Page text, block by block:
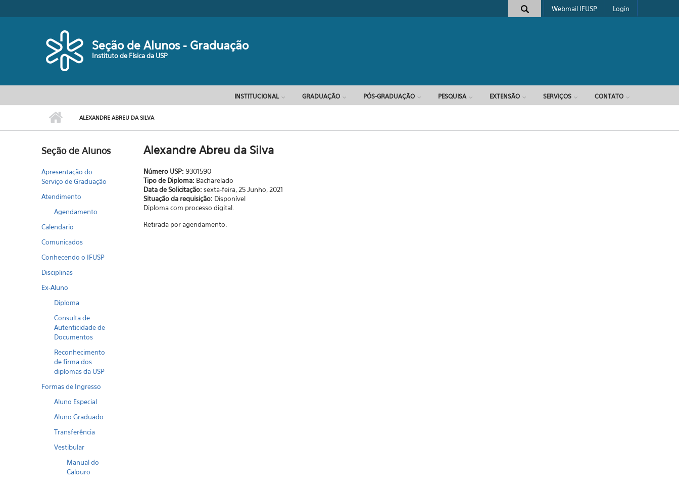
Formulário de busca
Webmail IFUSP Login
Seção de Alunos - Graduação
Instituto de Física da USP
INSTITUCIONAL GRADUAÇÃO PÓS-GRADUAÇÃO PESQUISA EXTENSÃO SERVIÇOS CONTATO
ALEXANDRE ABREU DA SILVA
Seção de Alunos
Apresentação do
Serviço de Graduação
Atendimento
Agendamento
Calendario
Comunicados
Conhecendo o IFUSP
Disciplinas
Ex-Aluno
Diploma
Consulta de
Autenticidade de
Documentos
Reconhecimento
de firma dos
diplomas da USP
Formas de Ingresso
Aluno Especial
Aluno Graduado
Transferência
Vestibular
Manual do
Calouro
Alexandre Abreu da Silva
Número USP: 9301590
Tipo de Diploma: Bacharelado
Data de Solicitação: sexta-feira, 25 Junho, 2021
Situação da requisição: Disponível
Diploma com processo digital.
Retirada por agendamento.